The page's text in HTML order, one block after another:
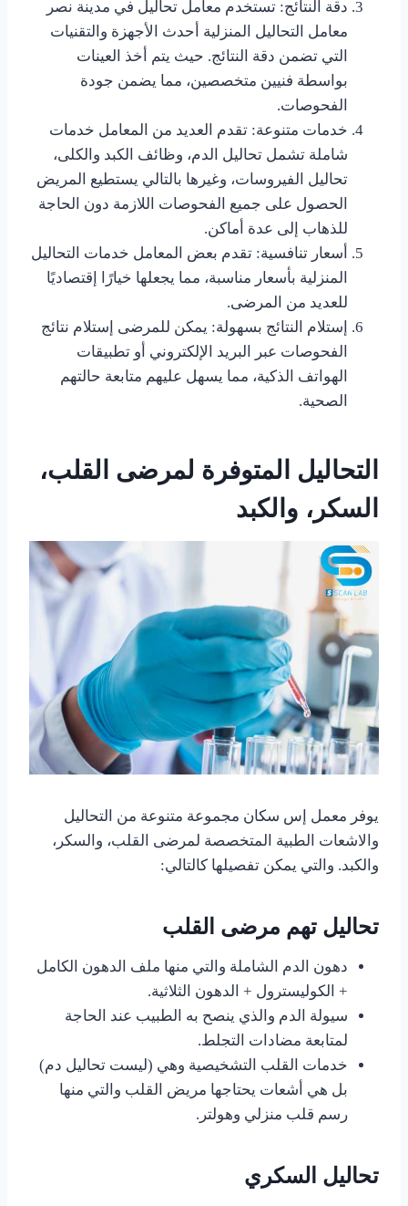
دقة النتائج: تستخدم معامل تحاليل في مدينة نصر
معامل التحاليل المنزلية أحدث الأجهزة والتقنيات
التي تضمن دقة النتائج. حيث يتم أخذ العينات
بواسطة فنيين متخصصين، مما يضمن جودة
الفحوصات.
خدمات متنوعة: تقدم العديد من المعامل خدمات
شاملة تشمل تحاليل الدم، وظائف الكبد والكلى،
تحاليل الفيروسات، وغيرها بالتالي يستطيع المريض
الحصول على جميع الفحوصات اللازمة دون الحاجة
للذهاب إلى عدة أماكن.
أسعار تنافسية: تقدم بعض المعامل خدمات التحاليل
المنزلية بأسعار مناسبة، مما يجعلها خيارًا إقتصاديًا
للعديد من المرضى.
إستلام النتائج بسهولة: يمكن للمرضى إستلام نتائج
الفحوصات عبر البريد الإلكتروني أو تطبيقات
الهواتف الذكية، مما يسهل عليهم متابعة حالتهم
الصحية.
التحاليل المتوفرة لمرضى القلب،
السكر، والكبد
يوفر معمل إس سكان مجموعة متنوعة من التحاليل
والاشعات الطبية المتخصصة لمرضى القلب، والسكر،
والكبد. والتي يمكن تفصيلها كالتالي:
تحاليل تهم مرضى القلب
دهون الدم الشاملة والتي منها ملف الدهون الكامل
+ الكوليسترول + الدهون الثلاثية.
سيولة الدم والذي ينصح به الطبيب عند الحاجة
لمتابعة مضادات التجلط.
خدمات القلب التشخيصية وهي (ليست تحاليل دم)
بل هي أشعات يحتاجها مريض القلب والتي منها
رسم قلب منزلي وهولتر.
تحاليل السكري